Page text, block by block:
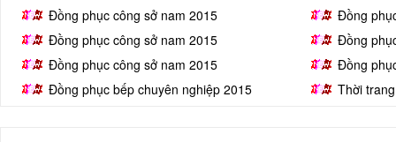
Đồng phục công sở nam 2015
Đồng
Đồng phục công sở nam 2015
Đồng
Đồng phục công sở nam 2015
Đồng
Đồng phục bếp chuyên nghiệp 2015
Thời